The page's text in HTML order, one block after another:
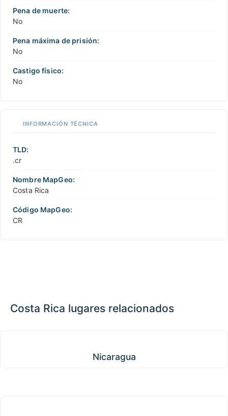
Pena de muerte:
No
Pena máxima de prisión:
No
Castigo físico:
No
INFORMACIÓN TÉCNICA
TLD:
.cr
Nombre MapGeo:
Costa Rica
Código MapGeo:
CR
Costa Rica lugares relacionados
Nicaragua